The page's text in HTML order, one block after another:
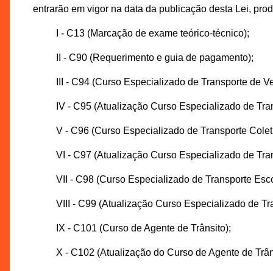
entrarão em vigor na data da publicação desta Lei,
I - C13 (Marcação de exame teórico-técnico);
II - C90 (Requerimento e guia de pagamento);
III - C94 (Curso Especializado de Transporte de
IV - C95 (Atualização Curso Especializado de
V - C96 (Curso Especializado de Transporte
VI - C97 (Atualização Curso Especializado de
VII - C98 (Curso Especializado de Transporte
VIII - C99 (Atualização Curso Especializado de
IX - C101 (Curso de Agente de Trânsito);
X - C102 (Atualização do Curso de Agente de